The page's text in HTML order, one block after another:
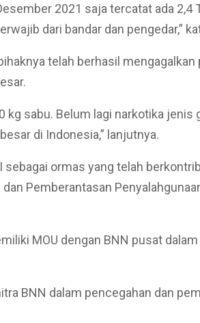
2021 saja tercatat ada 2,4
dari bandar dan pengedar,”
telah berhasil mengagalkan
kg sabu. Belum lagi narkotika jenis
di Indonesia,” lanjutnya.
ormas yang telah
Pemberantasan
MOU dengan BNN pusat dalam
BNN dalam pencegahan dan